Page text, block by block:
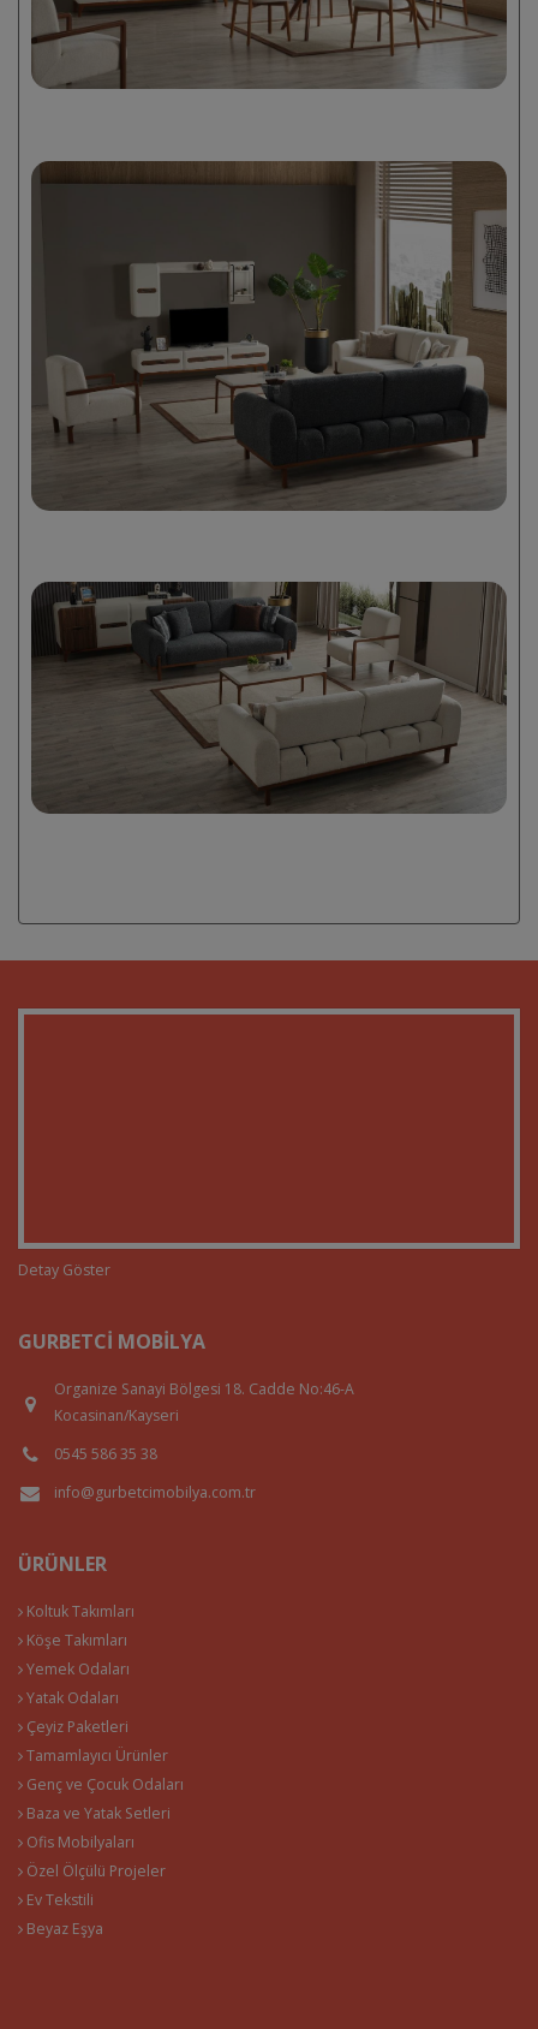
Detay Göster
GURBETCI MOBILYA
Organize Sanayi Bölgesi 18. Cadde No:46-A
Kocasinan/Kayseri
0545 586 35 38
info@gurbetcimobilya.com.tr
ÜRÜNLER
Koltuk Takımları
Köşe Takımları
Yemek Odaları
Yatak Odaları
Çeyiz Paketleri
Tamamlayıcı Ürünler
Genç ve Çocuk Odaları
Baza ve Yatak Setleri
Ofis Mobilyaları
Özel Ölçülü Projeler
Ev Tekstili
Beyaz Eşya